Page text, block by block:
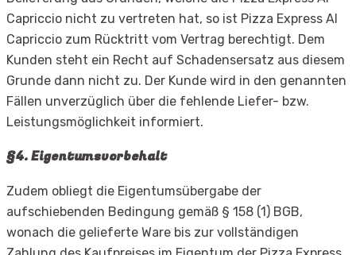
Capriccio nicht zu vertreten hat, so ist Pizza Express Al
Capriccio zum Rücktritt vom Vertrag berechtigt. Dem
Kunden steht ein Recht auf Schadensersatz aus diesem
Grunde dann nicht zu. Der Kunde wird in den genannten
Fällen unverzüglich über die fehlende Liefer- bzw.
Leistungsmöglichkeit informiert.
§4. Eigentumsvorbehalt
Zudem obliegt die Eigentumsübergabe der
aufschiebenden Bedingung gemäß § 158 (1) BGB,
wonach die gelieferte Ware bis zur vollständigen